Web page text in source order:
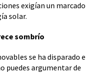
exigían un marcado
solar.
sombrío
se ha disparado
puedes argumentar de